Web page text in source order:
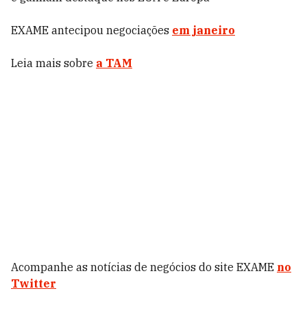
EXAME antecipou negociações em janeiro
Leia mais sobre a TAM
Acompanhe as notícias de negócios do site EXAME no
Twitter